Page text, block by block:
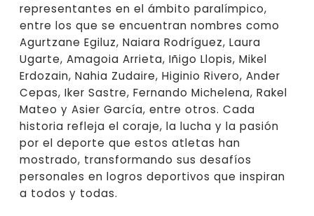
representantes en el ámbito paralímpico,
entre los que se encuentran nombres como
Agurtzane Egiluz, Naiara Rodríguez, Laura
Ugarte, Amagoia Arrieta, Iñigo Llopis, Mikel
Erdozain, Nahia Zudaire, Higinio Rivero, Ander
Cepas, Iker Sastre, Fernando Michelena, Rakel
Mateo y Asier García, entre otros. Cada
historia refleja el coraje, la lucha y la pasión
por el deporte que estos atletas han
mostrado, transformando sus desafíos
personales en logros deportivos que inspiran
a todos y todas.